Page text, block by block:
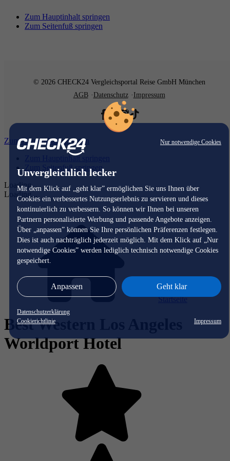
Nur notwendige Cookies
Unvergleichlich lecker
Mit dem Klick auf „geht klar” ermöglichen Sie uns Ihnen über
Cookies ein verbessertes Nutzungserlebnis zu servieren und dieses
kontinuierlich zu verbessern. So können wir Ihnen bei unseren
Partnern personalisierte Werbung und passende Angebote anzeigen.
Über „anpassen” können Sie Ihre persönlichen Präferenzen festlegen.
Dies ist auch nachträglich jederzeit möglich. Mit dem Klick auf „Nur
notwendige Cookies” werden lediglich technisch notwendige Cookies
gespeichert.
Anpassen Geht klar
Datenschutzerklärung
Cookierichtlinie
Impressum
Zum Hauptinhalt springen
Zum Seitenfuß springen
© 2026 CHECK24 Vergleichsportal Reise GmbH München
AGB
Datenschutz Impressum
Zum Hauptinhalt springen
Zum Hauptinhalt springen
Zum Seitenfuß springen
Loading...
Loading...
Startseite
Best Western Los Angeles
Worldport Hotel